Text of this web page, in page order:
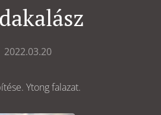
2022.03.20
Ytong falazat.